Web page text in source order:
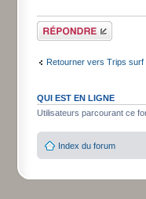
Répondre
Retourner vers Trips surf
QUI EST EN LIGNE
Utilisateurs parcourant ce
Index du forum